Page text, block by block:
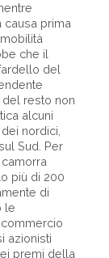
causa prima
che il
del
del resto non
alcuni
nordici,
Sud. Per
più di 200
di
le
azionisti
premi della